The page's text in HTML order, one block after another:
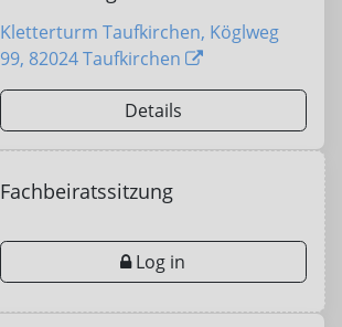
Kletterturm Taufkirchen, Köglweg
99, 82024 Taufkirchen
Details
Fachbeiratssitzung
Log in